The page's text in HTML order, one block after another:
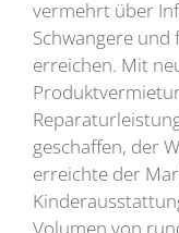
vermehrt über
Schwangere und
erreichen. Mit
geschaffen, der
erreichte der